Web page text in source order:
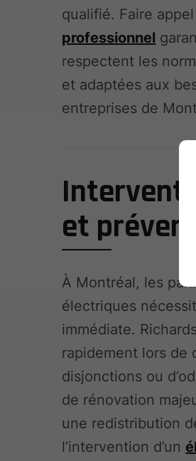
qualifié. Faire
professionnel
respectent les
et adaptées aux
entreprises de
et
À Montréal, les
électriques
immédiate.
rapidement lors de
disjonctions ou
de rénovation
une redistribution
l’intervention d’un